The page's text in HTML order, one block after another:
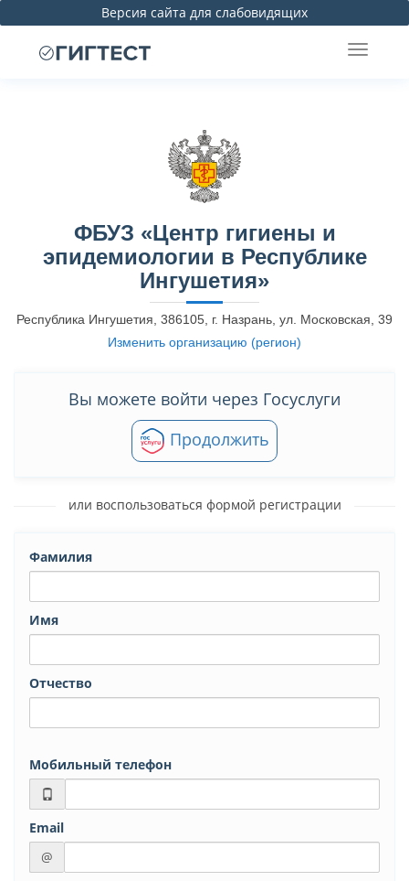
Версия сайта для слабовидящих
ФБУЗ «Центр гигиены и
эпидемиологии в Республике
Ингушетия»
Республика Ингушетия, 386105, г. Назрань, ул. Московская, 39
Изменить организацию (регион)
Вы можете войти через Госуслуги
Продолжить
или воспользоваться формой регистрации
Фамилия
Имя
Отчество
Мобильный телефон
Email
@